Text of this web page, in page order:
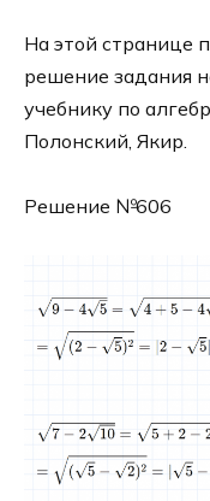
На этой странице
решение задания
учебнику по
Полонский, Якир.
Решение №606